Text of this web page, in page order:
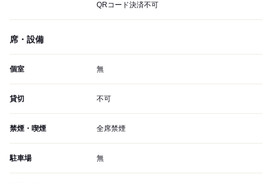
QRコード決済不可
席・設備
個室 無
貸切 不可
禁煙・喫煙 全席禁煙
駐車場 無